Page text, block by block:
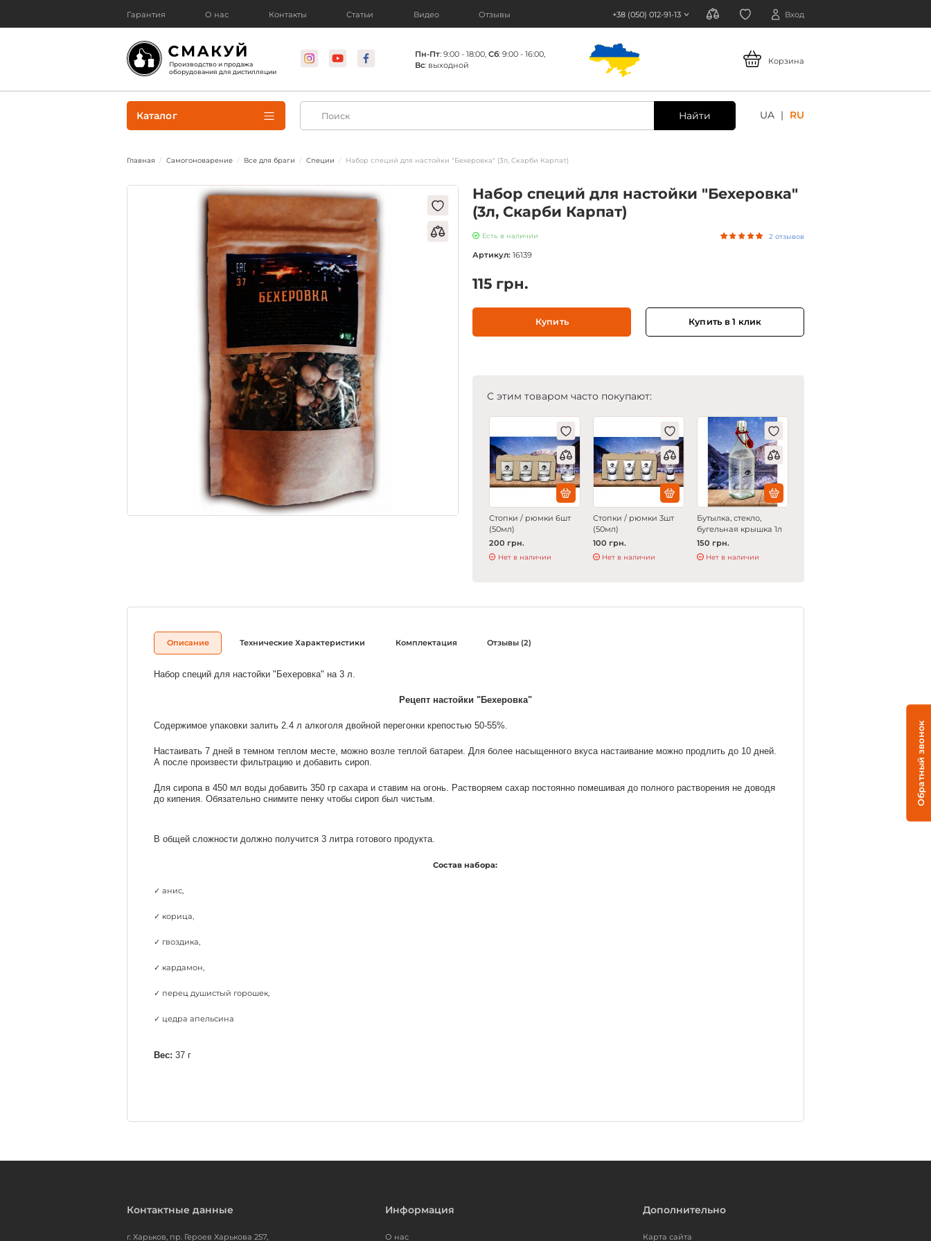
Гарантия О нас Контакты Статьи Видео Отзывы Вход
+38 (050) 012-91-13
Производство и продажа
оборудования для дистилляции
Пн-Пт: 9:00 - 18:00,Сб: 9:00 - 16:00,
Вс: выходной Корзина
Каталог Найти UA RU
Главная Самогоноварение Все для браги Специи Набор специй для настойки "Бехеровка" (3л, Cкарби Карпат)
Набор специй для настойки "Бехеровка"
(3л, Cкарби Карпат)
Есть в наличии 2 отзывов
Артикул:16139
115 грн.
Купить Купить в 1 клик
С этим товаром часто покупают:
Стопки / рюмки 6шт
(50мл)
200 грн.
Нет в наличии
Стопки / рюмки 3шт
(50мл)
100 грн.
Нет в наличии
Бутылка, стекло,
бугельная крышка 1л
150 грн.
Нет в наличии
Описание Технические Характеристики Комплектация Отзывы (2)
Набор специй для настойки "Бехеровка" на 3 л.
Рецепт настойки "Бехеровка"
Содержимое упаковки залить 2.4 л алкоголя двойной перегонки крепостью 50-55%.
Настаивать 7 дней в темном теплом месте, можно возле теплой батареи. Для более насыщенного вкуса настаивание можно продлить до 10 дней.
А после произвести фильтрацию и добавить сироп.
Для сиропа в 450 мл воды добавить 350 гр сахара и ставим на огонь. Растворяем сахар постоянно помешивая до полного растворения не доводя
до кипения. Обязательно снимите пенку чтобы сироп был чистым.
В общей сложности должно получится 3 литра готового продукта.
Состав набора:
✓ анис,
✓ корица,
✓ гвоздика,
✓ кардамон,
✓ перец душистый горошек,
✓ цедра апельсина
Вес: 37 г
Контактные данные
г. Харьков, пр. Героев Харькова 257,
Информация
О нас
Дополнительно
Карта сайта
Обратный звонок